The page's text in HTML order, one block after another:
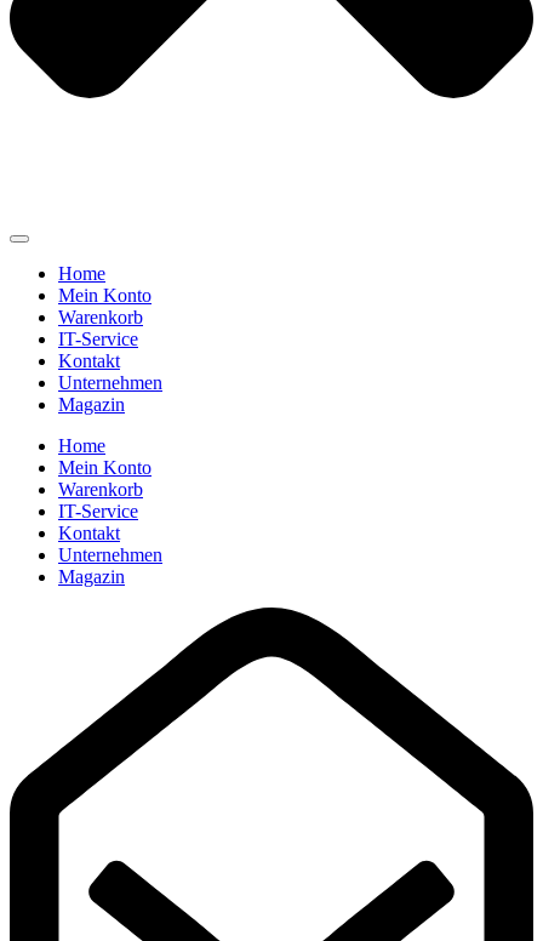
Home
Mein Konto
Warenkorb
IT-Service
Kontakt
Unternehmen
Magazin
Home
Mein Konto
Warenkorb
IT-Service
Kontakt
Unternehmen
Magazin